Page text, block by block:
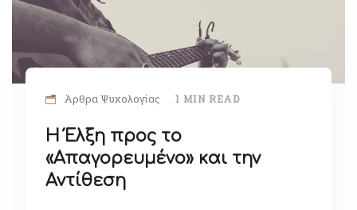
Άρθρα Ψυχολογίας 1 MIN READ
Η Έλξη προς το
«Απαγορευμένο» και την
Αντίθεση